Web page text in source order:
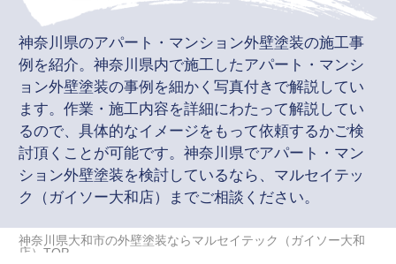
神奈川県のアパート・マンション外壁塗装の施工事
例を紹介。神奈川県内で施工したアパート・マンシ
ョン外壁塗装の事例を細かく写真付きで解説してい
ます。作業・施工内容を詳細にわたって解説してい
るので、具体的なイメージをもって依頼するかご検
討頂くことが可能です。神奈川県でアパート・マン
ション外壁塗装を検討しているなら、マルセイテッ
ク（ガイソー大和店）までご相談ください。
神奈川県大和市の外壁塗装ならマルセイテック（ガイソー大和
店）TOP